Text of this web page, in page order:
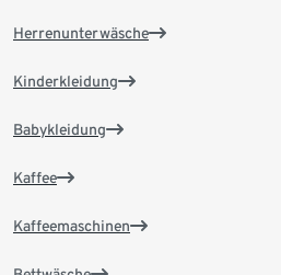
Herrenunterwäsche
Kinderkleidung
Babykleidung
Kaffee
Kaffeemaschinen